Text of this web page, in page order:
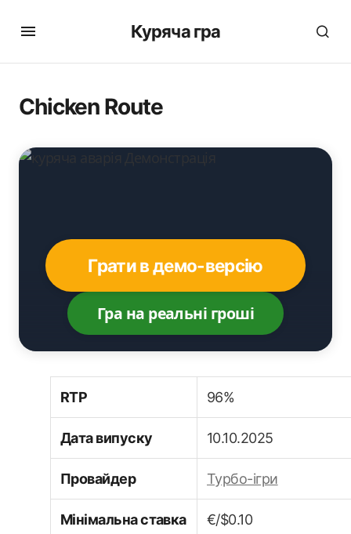
Куряча гра
Chicken Route
Грати в демо-версію
Гра на реальні гроші
RTP 96%
Дата випуску 10.10.2025
Провайдер Турбо-ігри
Мінімальна ставка €/$0.10